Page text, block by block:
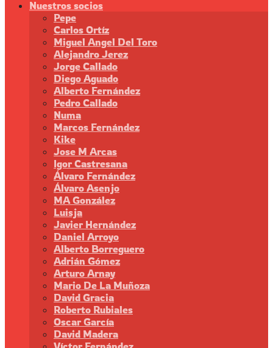
Nuestros socios
Pepe
Carlos Ortíz
Miguel Angel Del Toro
Alejandro Jerez
Jorge Callado
Diego Aguado
Alberto Fernández
Pedro Callado
Numa
Marcos Fernández
Kike
Jose M Arcas
Igor Castresana
Álvaro Fernández
Álvaro Asenjo
MA González
Luisja
Javier Hernández
Daniel Arroyo
Alberto Borreguero
Adrián Gómez
Arturo Arnay
Mario De La Muñoza
David Gracia
Roberto Rubiales
Oscar García
David Madera